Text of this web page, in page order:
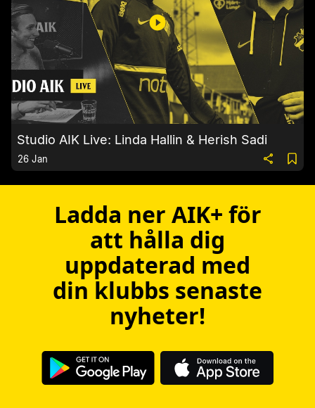
Studio AIK Live: Linda Hallin & Herish Sadi
26 Jan
Ladda ner AIK+ för
att hålla dig
uppdaterad med
din klubbs senaste
nyheter!